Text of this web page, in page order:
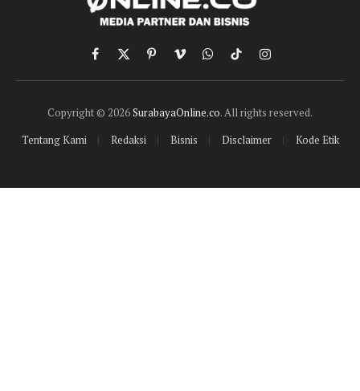
Facebook
X
(Twitter)
PinterestVimeoWhatsApp
TikTokInstagram
Copyright © 2026SurabayaOnline.co. All rights reserved.
Tentang Kami
Redaksi Bisnis Disclaimer Kode Etik